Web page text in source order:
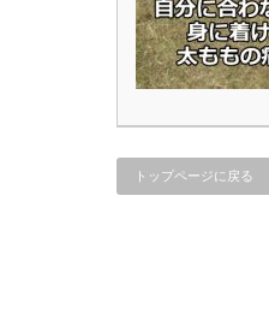
トップページに戻る